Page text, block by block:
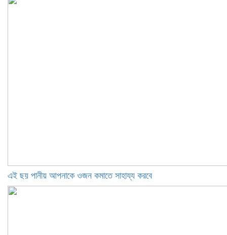
এই ছয় পানীয় আপনাকে ওজন কমাতে সাহায্য করবে